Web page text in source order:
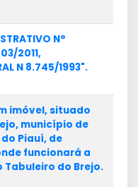
N°
2011,
N 8.745/1993".
imóvel, situado
município de
Piauí, de
funcionará a
Tabuleiro do Brejo.